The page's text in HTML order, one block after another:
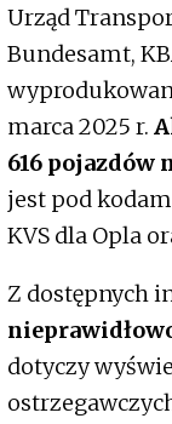
Urząd
Bundesamt,
marca 2025 r.
616 pojazdów
jest pod
KVS dla Opla
Z dostępnych
dotyczy